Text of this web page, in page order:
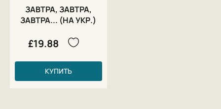
ЗАВТРА, ЗАВТРА,
ЗАВТРА... (НА УКР.)
£19.88
КУПИТЬ